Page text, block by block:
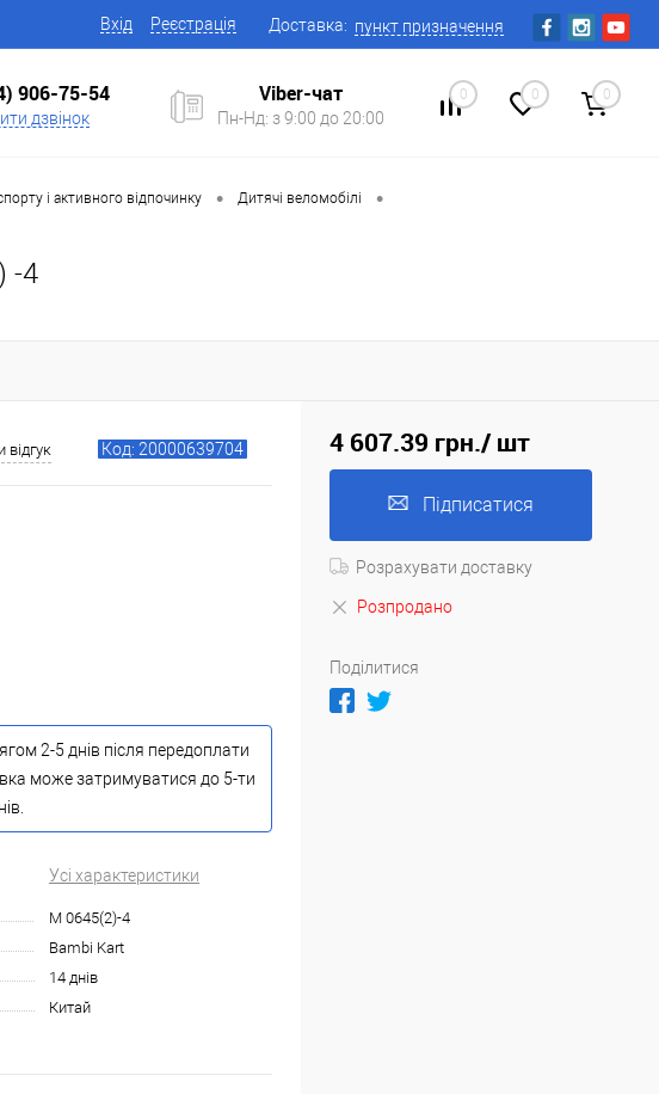
Вхід Реєстрація Доставка: пункт призначення
906-75-54
дзвінок
Viber-чат
Пн-Нд: з 9:00 до 20:00
0 0 0
і активного відпочинку • Дитячі веломобілі •
-4
відгук Код: 20000639704
2-5 днів після передоплати
може затримуватися до 5-ти
Усі характеристики
M 0645(2)-4
Bambi Kart
14 днів
Китай
4 607.39 грн./ шт
Підписатися
Розрахувати доставку
Розпродано
Поділитися